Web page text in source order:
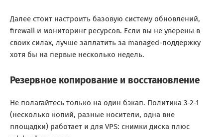
Далее стоит настроить базовую систему обновлений,
firewall и мониторинг ресурсов. Если вы не уверены в
своих силах, лучше заплатить за managed-поддержку
хотя бы на первые несколько недель.
Резервное копирование и восстановление
Не полагайтесь только на один бэкап. Политика 3-2-1
(несколько копий, разные носители, одна вне
площадки) работает и для VPS: снимки диска плюс